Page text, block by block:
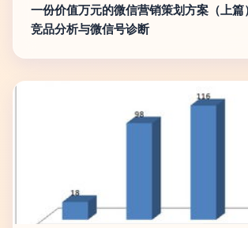
一份价值万元的微信营销策划方案（上篇
竞品分析与微信号诊断